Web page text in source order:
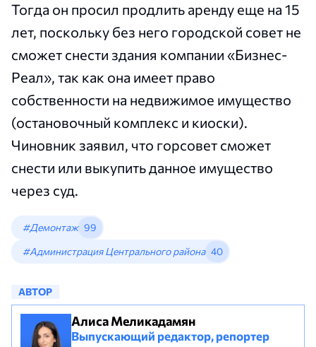
Тогда он просил продлить аренду еще на 15
лет, поскольку без него городской совет не
сможет снести здания компании «Бизнес-
Реал», так как она имеет право
собственности на недвижимое имущество
(остановочный комплекс и киоски).
Чиновник заявил, что горсовет сможет
снести или выкупить данное имущество
через суд.
#Демонтаж 99
#Администрация Центрального района 40
АВТОР
Алиса Меликадамян
Выпускающий редактор, репортер